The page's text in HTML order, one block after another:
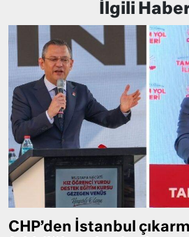
İlgili
CHP’den İstanbul